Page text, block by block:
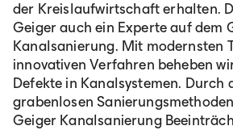
der Kreislaufwirtschaft erhalten.
Geiger auch ein Experte auf dem
Kanalsanierung. Mit modernsten
innovativen Verfahren beheben
Defekte in Kanalsystemen. Durch
grabenlosen
Geiger Kanalsanierung